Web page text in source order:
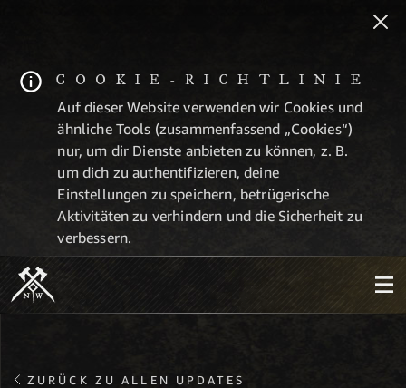
COOKIE-RICHTLINIE
Auf dieser Website verwenden wir Cookies und
ähnliche Tools (zusammenfassend „Cookies“)
nur, um dir Dienste anbieten zu können, z. B.
um dich zu authentifizieren, deine
Einstellungen zu speichern, betrügerische
Aktivitäten zu verhindern und die Sicherheit zu
verbessern.
ZURÜCK ZU ALLEN UPDATES